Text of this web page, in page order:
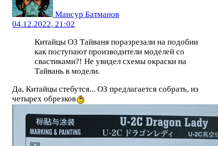
Мансур Батманов
04.12.2022, 21:02
Китайцы ОЗ Тайваня поразрезали на подобии
как поступают производители моделей со
свастиками?! Не увидел схемы окраски на
Тайвань в модели.
Да, Китайцы стебутся... ОЗ предлагается собрать, из
четырех обрезков